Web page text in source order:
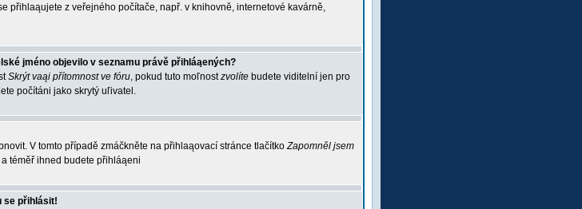
přihlaąujete z veřejného počítače, např. v knihovně, internetové kavárně,
jméno objevilo v seznamu právě přihláąených?
Skrýt vaąi přítomnost ve fóru, pokud tuto moľnostzvolíte budete viditelní jen pro
počítáni jako skrytý uľivatel.
V tomto případě zmáčkněte na přihlaąovací stránce tlačítkoZapomněl jsem
téměř ihned budete přihláąeni
se přihlásit!